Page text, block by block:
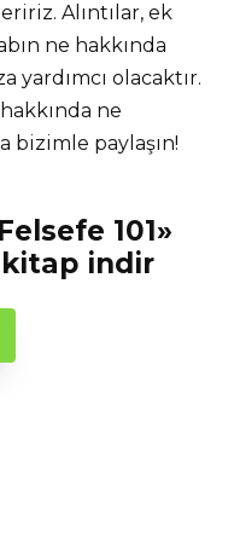
Alıntılar, ek
ne hakkında
yardımcı olacaktır.
ne
paylaşın!
101»
kitap indir